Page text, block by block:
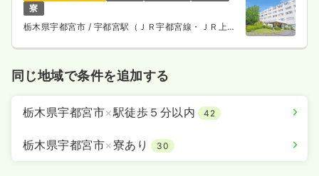
寮
栃木県宇都宮市 / 宇都宮駅（ＪＲ宇都宮線・ＪＲ上野
同じ地域で条件を追加する
栃木県宇都宮市×駅徒歩５分以内 42
栃木県宇都宮市×寮あり 30